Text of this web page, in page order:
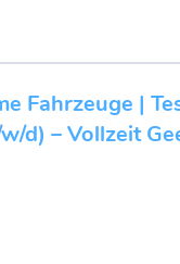
Fahrzeuge |
d) – Vollzeit